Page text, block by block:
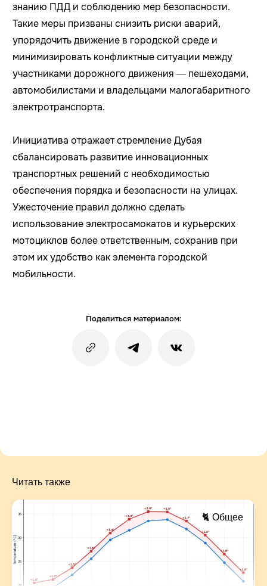
знанию ПДД и соблюдению мер безопасности.
Такие меры призваны снизить риски аварий,
упорядочить движение в городской среде и
минимизировать конфликтные ситуации между
участниками дорожного движения — пешеходами,
автомобилистами и владельцами малогабаритного
электротранспорта.
Инициатива отражает стремление Дубая
сбалансировать развитие инновационных
транспортных решений с необходимостью
обеспечения порядка и безопасности на улицах.
Ужесточение правил должно сделать
использование электросамокатов и курьерских
мотоциклов более ответственным, сохранив при
этом их удобство как элемента городской
мобильности.
Поделиться материалом:
Читать также
🐈 Общее